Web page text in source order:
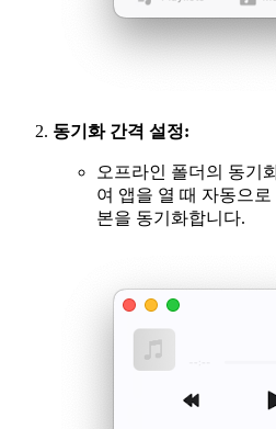
동기화 간격 설정:
오프라인 폴더의 동기
여 앱을 열 때 자동으
본을 동기화합니다.